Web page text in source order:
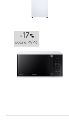
-17 %
sobre PVPR